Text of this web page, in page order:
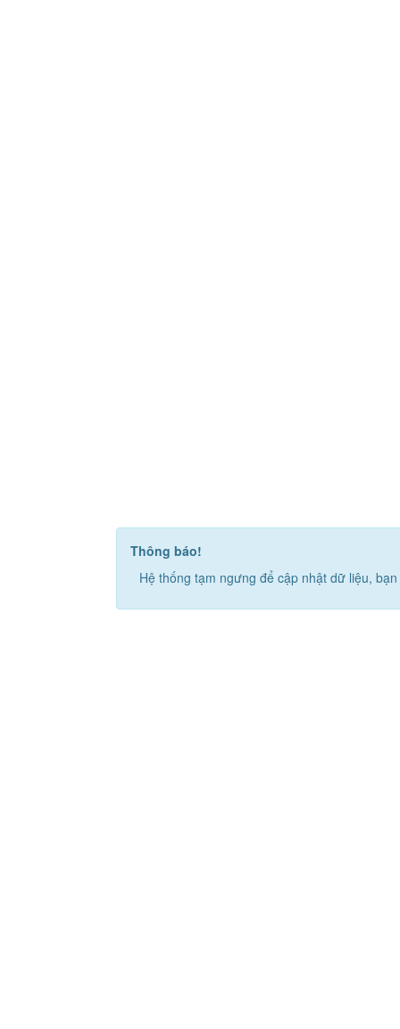
Thông báo!
Hệ thống tạm ngưng để cập nhật dữ liệu,